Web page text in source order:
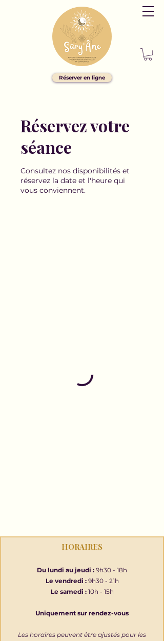
Réserver en ligne
Réservez votre
séance
Consultez nos disponibilités et
réservez la date et l'heure qui
vous conviennent.
HORAIRES
Du lundi au jeudi : 9h30 - 18h
Le vendredi : 9h30 - 21h
Le samedi :10h - 15h
Uniquement sur rendez-vous
Les horaires peuvent être ajustés pour les